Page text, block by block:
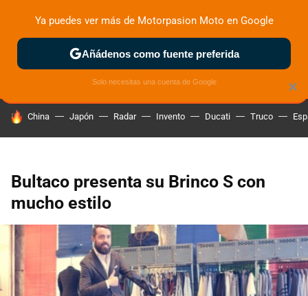
ZONA DE PRUEBAS DEPORTIVAS MOTOS ELÉCTRICAS
HOY SE HABLA DE
China Japón Radar Invento Ducati Truco
Bultaco presenta su Brinco S con
mucho estilo
×
Ya puedes ver más de Motorpasion Moto en Google
Añádenos como fuente preferida
Solo necesitas una cuenta de Google